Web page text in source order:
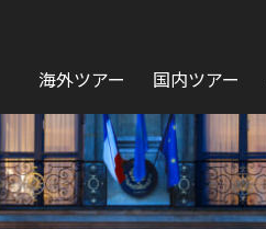
海外ツアー 国内ツアー